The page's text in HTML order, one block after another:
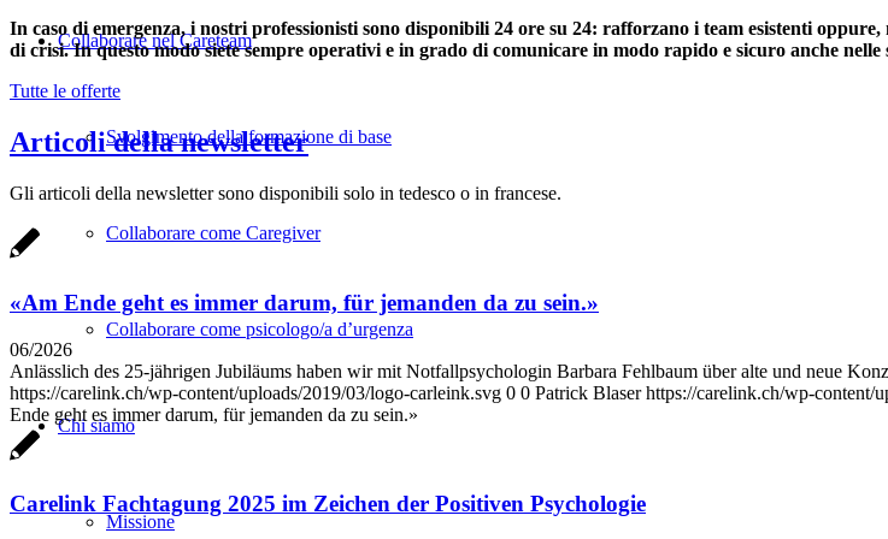
Collaborare nel Careteam
Svolgimento della formazione di base
Collaborare come Caregiver
Collaborare come psicologo/a d’urgenza
Chi siamo
Missione
In caso di emergenza, i nostri professionisti sono disponibili 24 ore su 24: rafforzano i team esistenti
di crisi. In questo modo siete sempre operativi e in grado di comunicare in modo rapido e sicuro anche nelle
Tutte le offerte
Articoli della newsletter
Gli articoli della newsletter sono disponibili solo in tedesco o in francese.
«Am Ende geht es immer darum, für jemanden da zu sein.»
06/2026
Anlässlich des 25-jährigen Jubiläums haben wir mit Notfallpsychologin Barbara Fehlbaum über alte und neue
https://carelink.ch/wp-content/uploads/2019/03/logo-carleink.svg 0 0 Patrick Blaser https://carelink.ch/wp-content/
Ende geht es immer darum, für jemanden da zu sein.»
Carelink Fachtagung 2025 im Zeichen der Positiven Psychologie